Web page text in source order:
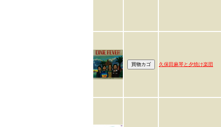
久保田麻琴と夕焼け楽団